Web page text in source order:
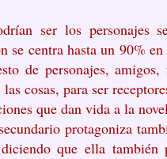
ser los personajes
se centra hasta un 90%
de personajes,
cosas, para ser
que dan vida a la
protagoniza
diciendo que ella